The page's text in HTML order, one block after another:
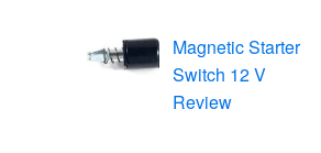
Magnetic Starter
Switch 12 V
Review